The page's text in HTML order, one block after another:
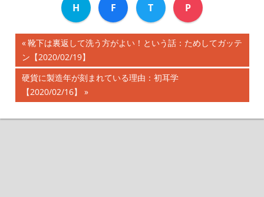
H F T P
投
稿
ナ
ビ
前
の
記
事:
靴下は裏返して洗う方がよい！という話：ためしてガッテ
ン【2020/02/19】
次
の
事:
硬貨に製造年が刻まれている理由：初耳学
【2020/02/16】